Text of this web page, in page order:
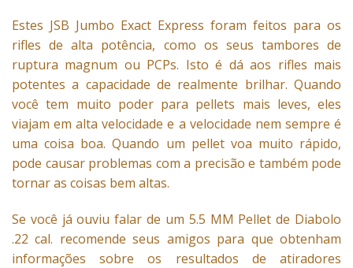
Estes JSB Jumbo Exact Express foram feitos para os
rifles de alta potência, como os seus tambores de
ruptura magnum ou PCPs. Isto é dá aos rifles mais
potentes a capacidade de realmente brilhar. Quando
você tem muito poder para pellets mais leves, eles
viajam em alta velocidade e a velocidade nem sempre é
uma coisa boa. Quando um pellet voa muito rápido,
pode causar problemas com a precisão e também pode
tornar as coisas bem altas.
Se você já ouviu falar de um 5.5 MM Pellet de Diabolo
.22 cal. recomende seus amigos para que obtenham
informações sobre os resultados de atiradores